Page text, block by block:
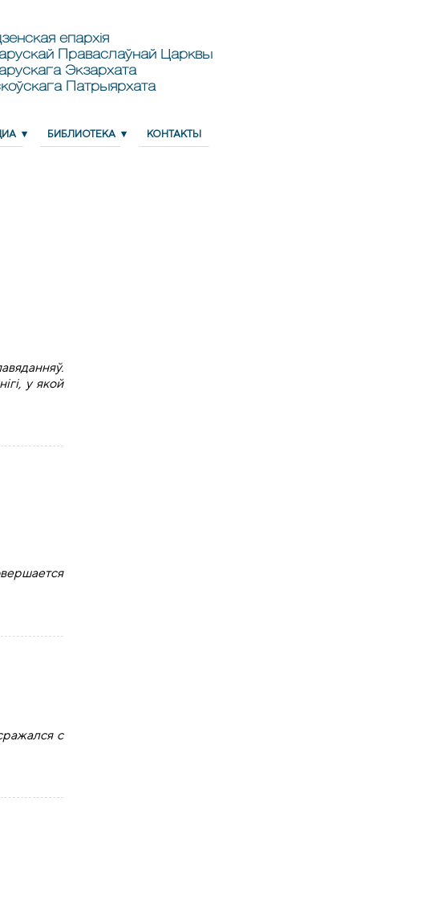
епархія
Праваслаўнай Царквы
Экзархата
Патрыярхата
БИБЛИОТЕКА КОНТАКТЫ
у якой
с